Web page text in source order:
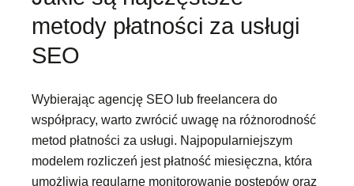
metody płatności za usługi
SEO
Wybierając agencję SEO lub freelancera do
współpracy, warto zwrócić uwagę na różnorodność
metod płatności za usługi. Najpopularniejszym
modelem rozliczeń jest płatność miesięczna, która
umożliwia regularne monitorowanie postępów oraz